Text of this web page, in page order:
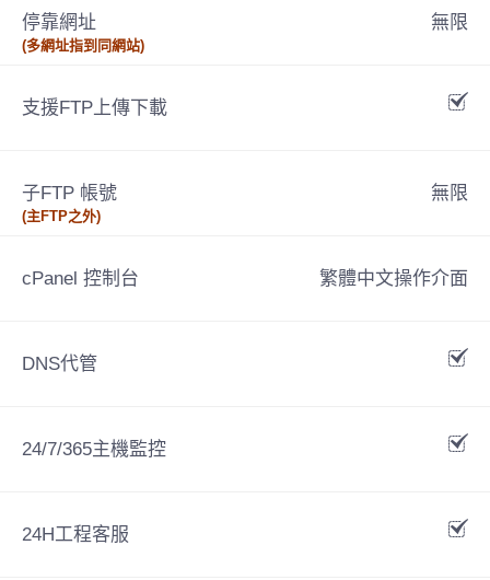
停靠網址
(多網址指到同網站)
無限
支援FTP上傳下載
子FTP 帳號
(主FTP之外)
無限
cPanel 控制台 繁體中文操作介面
DNS代管
24/7/365主機監控
24H工程客服